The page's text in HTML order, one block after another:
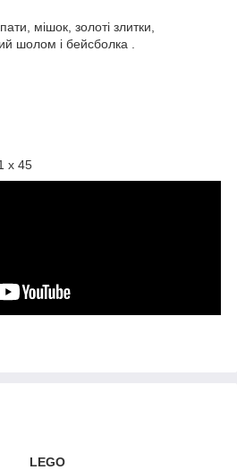
мішок, золоті злитки,
шолом і бейсболка .
x 45
LEGO